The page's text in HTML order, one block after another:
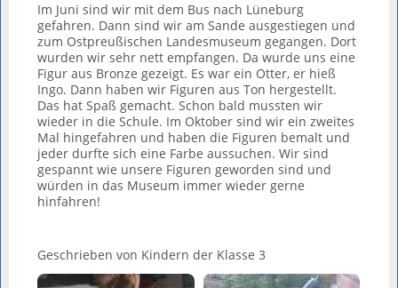
Im Juni sind wir mit dem Bus nach Lüneburg
gefahren. Dann sind wir am Sande ausgestiegen und
zum Ostpreußischen Landesmuseum gegangen. Dort
wurden wir sehr nett empfangen. Da wurde uns eine
Figur aus Bronze gezeigt. Es war ein Otter, er hieß
Ingo. Dann haben wir Figuren aus Ton hergestellt.
Das hat Spaß gemacht. Schon bald mussten wir
wieder in die Schule. Im Oktober sind wir ein zweites
Mal hingefahren und haben die Figuren bemalt und
jeder durfte sich eine Farbe aussuchen. Wir sind
gespannt wie unsere Figuren geworden sind und
würden in das Museum immer wieder gerne
hinfahren!
Geschrieben von Kindern der Klasse 3